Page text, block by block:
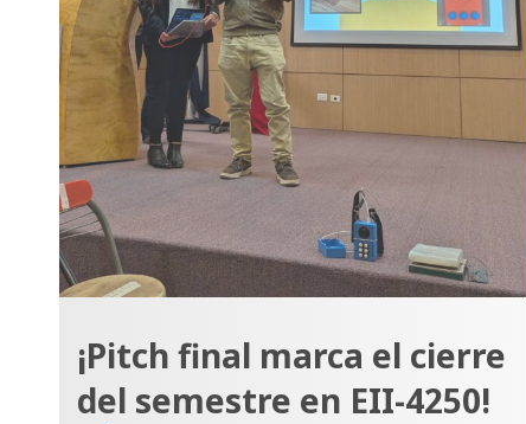
¡Pitch final marca el cierre
del semestre en EII-4250!